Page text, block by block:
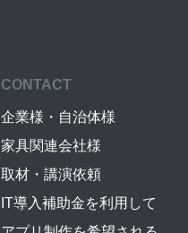
CONTACT
企業様・自治体様
家具関連会社様
取材・講演依頼
IT導入補助金を利用して